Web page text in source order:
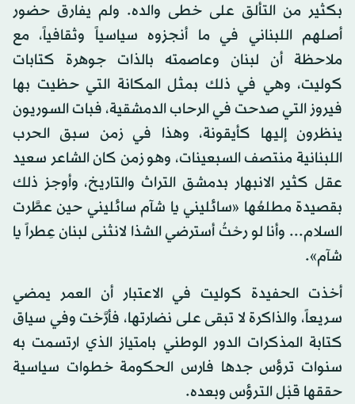
بكثير من التألق على خطى والده. ولم يفارق حضور
أصلهم اللبناني في ما أنجزوه سياسياً وثقافياً، مع
ملاحظة أن لبنان وعاصمته بالذات جوهرة كتابات
كوليت، وهي في ذلك بمثل المكانة التي حظيت بها
فيروز التي صدحت في الرحاب الدمشقية، فبات السوريون
ينظرون إليها كأيقونة، وهذا في زمن سبق الحرب
اللبنانية منتصف السبعينات، وهو زمن كان الشاعر سعيد
عقل كثير الانبهار بدمشق التراث والتاريخ، وأوجز ذلك
بقصيدة مطلعُها «سائليني يا شآم سائليني حين عطَّرت
السلام... وأنا لو رحْتُ أسترضي الشذا لانثنى لبنان عِطراً يا
شآم».
أخذت الحفيدة كوليت في الاعتبار أن العمر يمضي
سريعاً، والذاكرة لا تبقى على نضارتها، فأرَّخت وفي سياق
كتابة المذكرات الدور الوطني بامتياز الذي ارتسمت به
سنوات ترؤس جدها فارس الحكومة خطوات سياسية
حققها قبْل الترؤس وبعده.